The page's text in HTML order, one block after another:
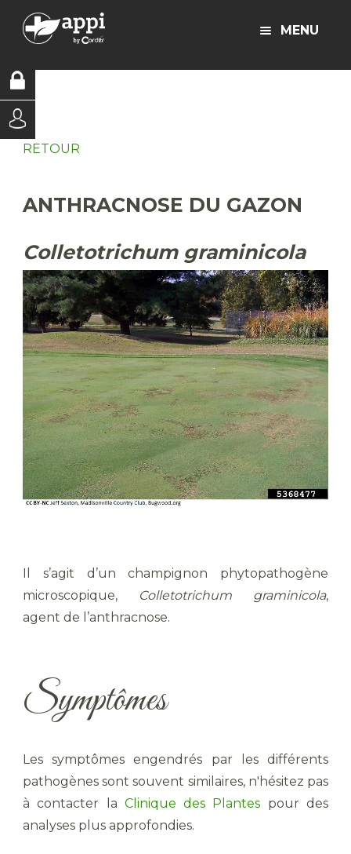
MENU
RETOUR
ANTHRACNOSE DU GAZON
Colletotrichum graminicola
Il s’agit d’un champignon phytopathogène
microscopique,
Colletotrichum graminicola,
agent de l’anthracnose.
Symptômes
Les symptômes engendrés par les différents
pathogènes sont souvent similaires, n'hésitez pas
à contacter la Clinique des Plantes pour des
analyses plus approfondies.